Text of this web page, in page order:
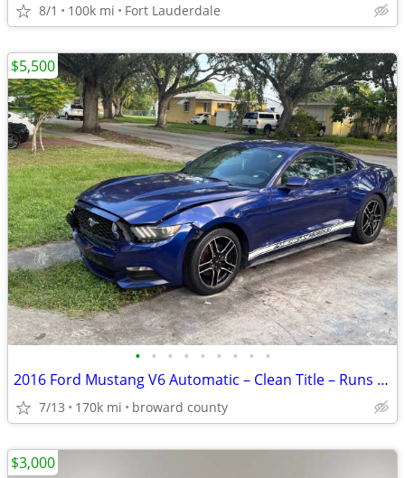
8/1 100k mi Fort Lauderdale
• • • • • • • • •
2016 Ford Mustang V6 Automatic – Clean Title – Runs & Drives Great
7/13 170k mi broward county
$5,500
$3,000